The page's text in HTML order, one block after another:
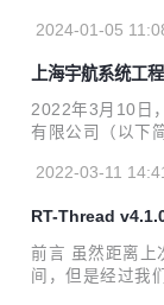
2024-01-05
上海宇航系统工
2022年3月10日
有限公司（以下
承担嵌入式操作
合作，携手向国
国产嵌入式操作
作协议 宇航研究
2022-03-11
RT-Thread
前言 虽然距离上
间，但是经过我